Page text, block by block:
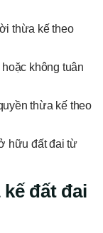
thừa kế theo
không tuân
thừa kế theo
hữu đất đai từ
đất đai